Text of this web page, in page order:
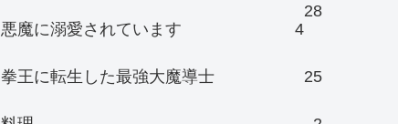
28
悪魔に溺愛されています
4
拳王に転生した最強大魔導士 25